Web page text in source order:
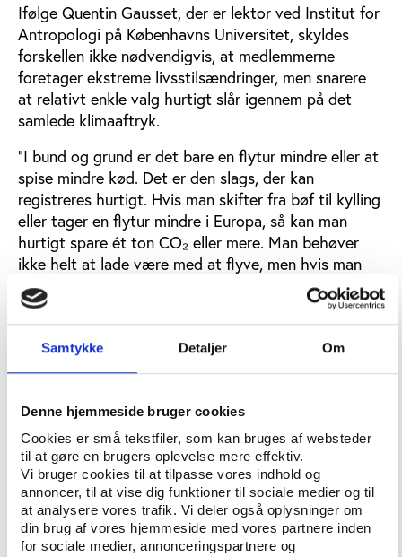
Samtykke Detaljer Om
Denne hjemmeside bruger cookies
Cookies er små tekstfiler, som kan bruges af websteder
til at gøre en brugers oplevelse mere effektiv.
Vi bruger cookies til at tilpasse vores indhold og
annoncer, til at vise dig funktioner til sociale medier og til
at analysere vores trafik. Vi deler også oplysninger om
din brug af vores hjemmeside med vores partnere inden
for sociale medier, annonceringspartnere og
Ifølge Quentin Gausset, der er lektor ved Institut for
Antropologi på Københavns Universitet, skyldes
forskellen ikke nødvendigvis, at medlemmerne
foretager ekstreme livsstilsændringer, men snarere
at relativt enkle valg hurtigt slår igennem på det
samlede klimaaftryk.
“I bund og grund er det bare en flytur mindre eller at
spise mindre kød. Det er den slags, der kan
registreres hurtigt. Hvis man skifter fra bøf til kylling
eller tager en flytur mindre i Europa, så kan man
hurtigt spare ét ton CO₂ eller mere. Man behøver
ikke helt at lade være med at flyve, men hvis man
sløjfer én tur, kan man mærke det med det samme i
sit regnskab,” siger Quentin Gausset.
Grønne fællesskaber som motor til
Netop dén pointe vil Quentin Gausset understrege,
når han holder oplæg påVifos
folkeoplysningskonference den 24-25. marts
sessionen 'Folkeoplysning, foreningsliv og nye grønne
vaner’.
”Deltagerne på konferencen skal se, at det faktisk er